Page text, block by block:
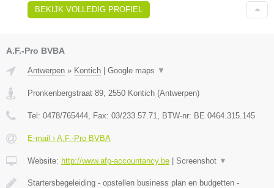
BEKIJK VOLLEDIG PROFIEL
A.F.-Pro BVBA
Antwerpen » Kontich Google maps ▼
Pronkenbergstraat 89 2550 Kontich (Antwerpen)
Tel: 0478/765444 , Fax: 03/233.57.71 , BTW-nr: BE 0464.315.145
E-mail › A.F.-Pro BVBA
Website: http://www.afp-accountancy.be Screenshot ▼
Startersbegeleiding - opstellen business plan en budgetten -